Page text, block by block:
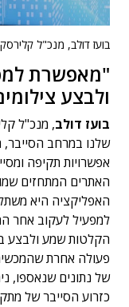
בועז דולב, מנכ"ל
"מאפשרת
ולבצע
בועז דולב, מנכ"ל
שלנו במרחב
אפשרויות תקיפה
האתרים המתחזים
האפליקציה היא
למפעיל לעקוב אחר
הקלטות שמע ולבצע
פעולה אחרת
של נתונים שנאספו,
כזרוע הסייבר של